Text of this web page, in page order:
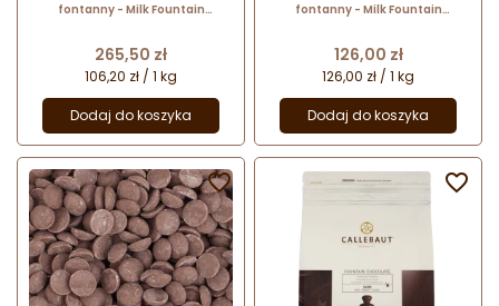
fontanny - Milk Fountain
kat. CHM-N823FOUNE4-U71
Cena
265,50 zł
106,20 zł / 1 kg
Dodaj do koszyka
fontanny - Milk Fountain
Cena
126,00 zł
126,00 zł / 1 kg
Dodaj do koszyka
 